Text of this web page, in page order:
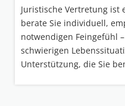
Juristische Vertretung ist
berate Sie individuell,
notwendigen Feingefühl
schwierigen
Unterstützung, die Sie